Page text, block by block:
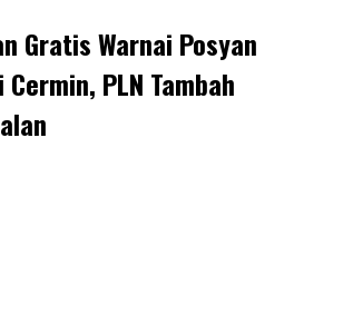
Gratis Warnai Posyan
PLN Tambah